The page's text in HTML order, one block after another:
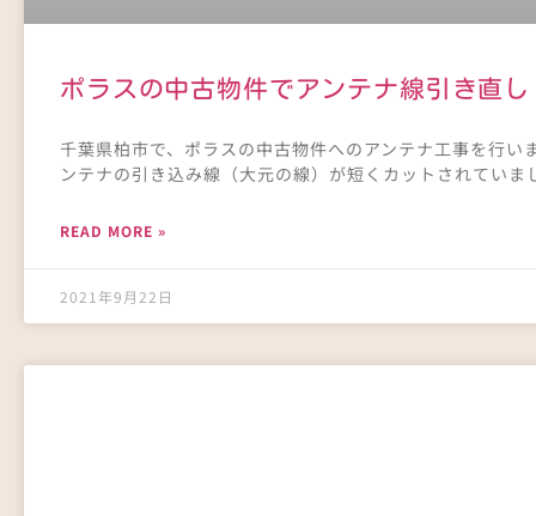
ポラスの中古物件でアンテナ線引き直
千葉県柏市で、ポラスの中古物件へのアンテナ工事を行
ンテナの引き込み線（大元の線）が短くカットされてい
READ MORE »
2021年9月22日